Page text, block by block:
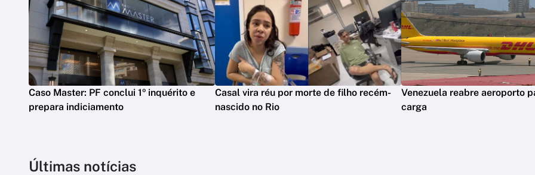
Caso Master: PF conclui 1º inquérito e
prepara indiciamento
Casal vira réu por morte de filho recém-
nascido no Rio
Venezuela reabre aeroporto
carga
Últimas notícias